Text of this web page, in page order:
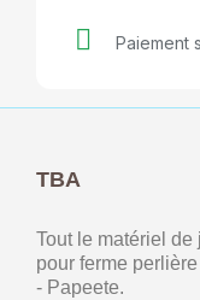
Paiement
TBA
Tout le matériel
pour ferme
- Papeete.